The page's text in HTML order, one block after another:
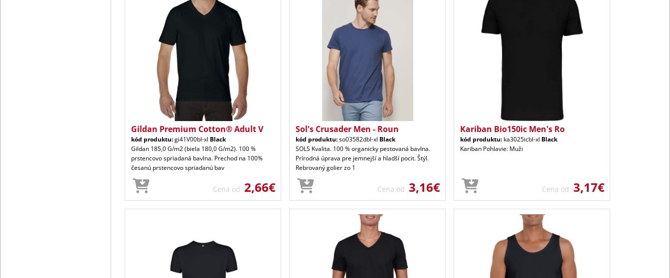
Gildan Premium Cotton® Adult V
kód produktu:gi41V00bl-xl Black
Gildan 185,0 G/m2 (biela 180,0 G/m2). 100 %
prstencovo spriadaná bavlna. Prechod na 100%
česanú prstencovo spriadanú bav
Cena od 2,66€
Sol's Crusader Men - Roun
kód produktu:so03582dbl-xl Black
SOLS Kvalita. 100 % organicky pestovaná bavlna.
Prírodná úprava pre jemnejší a hladší pocit. Štýl.
Rebrovaný golier zo 1
Cena od 3,16€
Kariban Bio150ic Men's Ro
kód produktu: ka3025icbl-xl Black
Kariban Pohlavie: Muži
Cena od 3,17€